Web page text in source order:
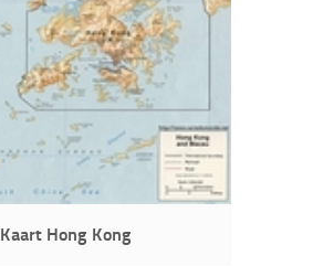
Kaart Hong Kong